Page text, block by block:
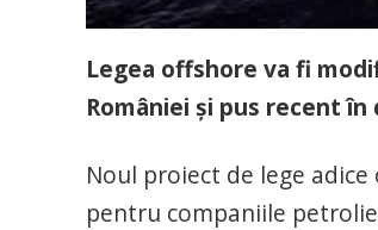
Legea offshore va fi
României și pus recent
Noul proiect de lege
pentru companiile